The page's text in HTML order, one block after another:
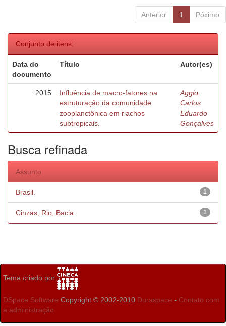
Anterior 1 Póximo
Conjunto de itens:
Data do
documento
Título Autor(es)
2015
Influência de macro-fatores na
estruturação da comunidade
zooplanctônica em riachos
subtropicais.
Aggio,
Carlos
Eduardo
Gonçalves
Busca refinada
Assunto
1
Brasil.
1
Cinzas, Rio, Bacia
Tema criado por
DSpace Software Copyright © 2002-2010 Duraspace - Contato com
a administração